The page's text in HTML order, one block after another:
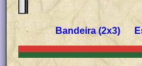
Bandeira (2x3)